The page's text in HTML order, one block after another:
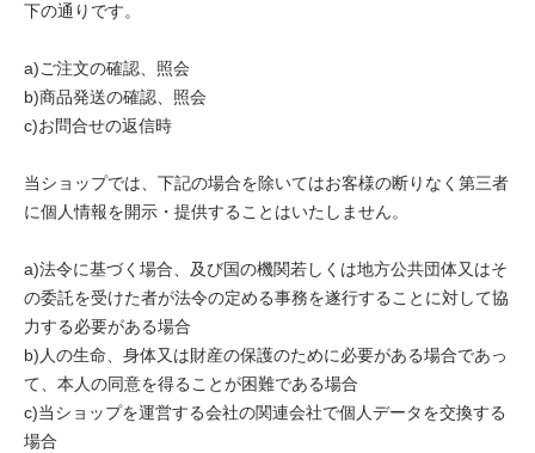
下の通りです。
a)ご注文の確認、照会
b)商品発送の確認、照会
c)お問合せの返信時
当ショップでは、下記の場合を除いてはお客様の断りなく第三者
に個人情報を開示・提供することはいたしません。
a)法令に基づく場合、及び国の機関若しくは地方公共団体又はそ
の委託を受けた者が法令の定める事務を遂行することに対して協
力する必要がある場合
b)人の生命、身体又は財産の保護のために必要がある場合であっ
て、本人の同意を得ることが困難である場合
c)当ショップを運営する会社の関連会社で個人データを交換する
場合